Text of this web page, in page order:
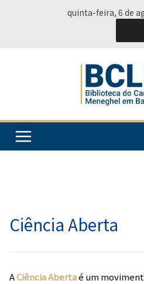
quinta-feira, 6 de
Ciência Aberta
ACiência Abertaé um